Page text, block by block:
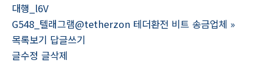
대행_l6V
G548_텔래그램@tetherzon 테더환전 비트 송금업체 »
목록보기 답글쓰기
글수정 글삭제